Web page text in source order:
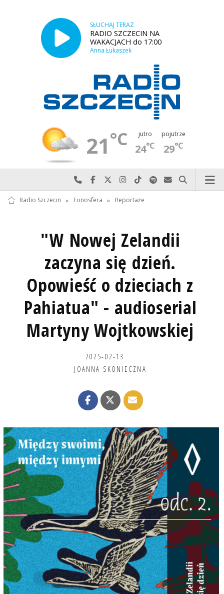
SŁUCHAJ TERAZ
RADIO SZCZECIN NA
WAKACJACH do 17:00
Anna Łukaszek
21°C jutro
24°C
pojutrze
29°C
Najlepiej po prostu do nas zadzwoń
Odwiedź nas na Facebook-u
Odwiedź nas na X
Odwiedź nas na Instagram-ie
Odwiedź nas na TikTok-u
Szukaj nas na Spotify
Wyślij do nas
Szukaj
Radio Szczecin » Fonosfera » Reportaże
"W Nowej Zelandii
zaczyna się dzień.
Opowieść o dzieciach z
Pahiatua" - audioserial
Martyny Wojtkowskiej
2025-02-13
JOANNA SKONIECZNA